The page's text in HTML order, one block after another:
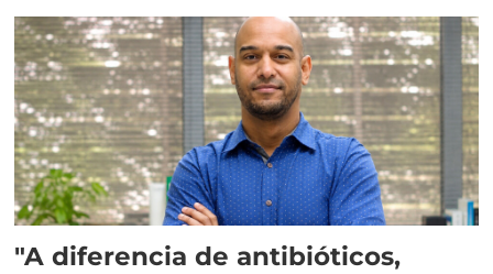
"A diferencia de antibióticos,